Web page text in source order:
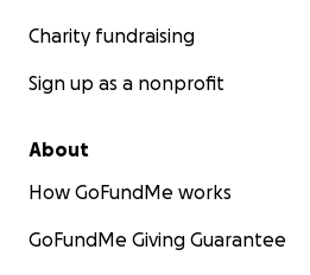
Charity fundraising
Sign up as a nonprofit
About
How GoFundMe works
GoFundMe Giving Guarantee